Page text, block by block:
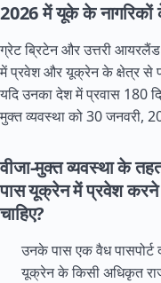
2026 में यूके के
ग्रेट ब्रिटेन और उत्तरीआयरलैंड
में प्रवेश और यूक्रेन के क्षेत्र से
यदि उनका देश में प्रवास 180
मुक्त व्यवस्था को 30 जनवरी,
वीजा-मुक्त व्यवस्था के
पास यूक्रेन में प्रवेश करने
चाहिए?
उनके पास एक वैध पासपोर्ट
यूक्रेन के किसी अधिकृत